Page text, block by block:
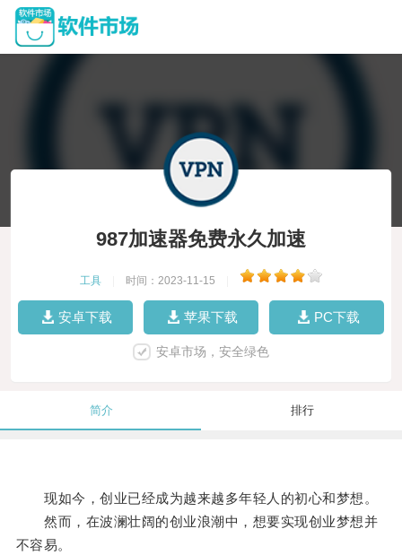
987加速器免费永久加速
工具 时间：2023-11-15
安卓下载 苹果下载 PC下载
安卓市场，安全绿色
简介 排行
现如今，创业已经成为越来越多年轻人的初心和梦想。
然而，在波澜壮阔的创业浪潮中，想要实现创业梦想并
不容易。